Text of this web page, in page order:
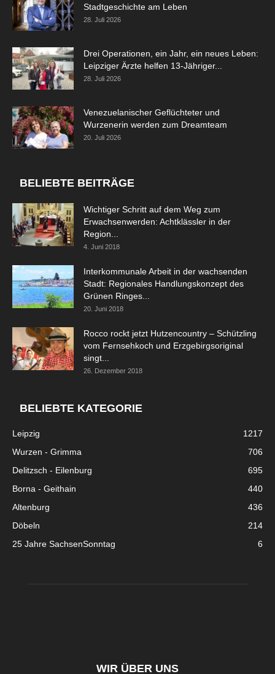
Stadtgeschichte am Leben
28. Juli 2026
Drei Operationen, ein Jahr, ein neues Leben:
Leipziger Ärzte helfen 13-Jähriger...
28. Juli 2026
Venezuelanischer Geflüchteter und
Wurzenerin werden zum Dreamteam
20. Juli 2026
BELIEBTE BEITRÄGE
Wichtiger Schritt auf dem Weg zum
Erwachsenwerden: Achtklässler in der
Region...
4. Juni 2018
Interkommunale Arbeit in der wachsenden
Stadt: Regionales Handlungskonzept des
Grünen Ringes...
20. Juni 2018
Rocco rockt jetzt Hutzencountry – Schützling
vom Fernsehkoch und Erzgebirgsoriginal
singt...
26. Dezember 2018
BELIEBTE KATEGORIE
Leipzig
1217
Wurzen - Grimma
706
Delitzsch - Eilenburg
695
Borna - Geithain
440
Altenburg
436
Döbeln
214
25 Jahre SachsenSonntag
6
WIR ÜBER UNS